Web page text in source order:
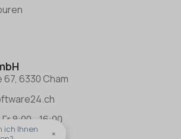
6330 Cham
8:00 - 16:00
ich Ihnen
×